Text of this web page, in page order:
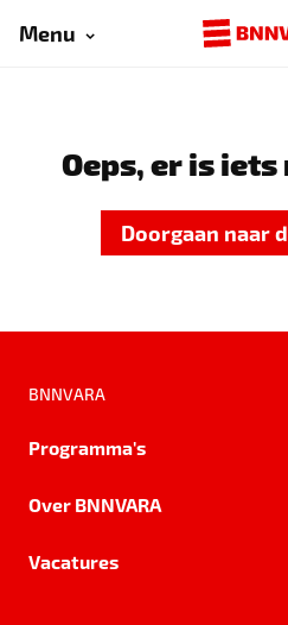
Menu
Oeps, er is iets
Doorgaan naar
BNNVARA
Programma's
Over BNNVARA
Vacatures